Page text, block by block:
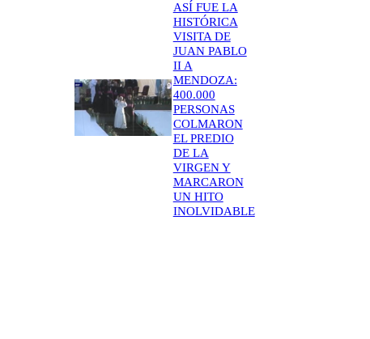
ASÍ FUE LA
HISTÓRICA
VISITA DE
JUAN PABLO
II A
MENDOZA:
400.000
PERSONAS
COLMARON
EL PREDIO
DE LA
VIRGEN Y
MARCARON
UN HITO
INOLVIDABLE